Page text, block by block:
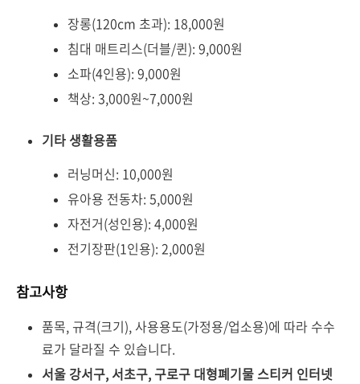
장롱(120cm 초과): 18,000원
침대 매트리스(더블/퀸): 9,000원
소파(4인용): 9,000원
책상: 3,000원~7,000원
기타 생활용품
러닝머신: 10,000원
유아용 전동차: 5,000원
자전거(성인용): 4,000원
전기장판(1인용): 2,000원
참고사항
품목, 규격(크기), 사용용도(가정용/업소용)에 따라 수수
료가 달라질 수 있습니다.
서울 강서구, 서초구, 구로구 대형폐기물 스티커 인터넷